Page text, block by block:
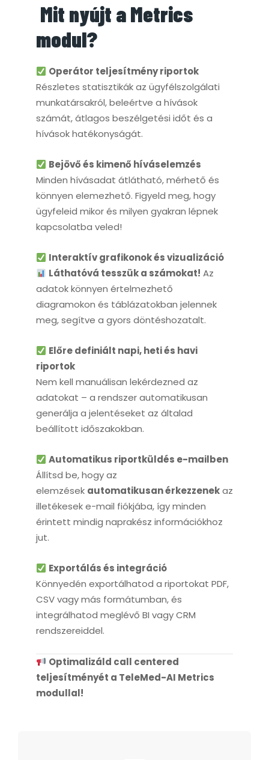
Mit nyújt a Metrics
modul?
Operátor teljesítmény riportok
Részletes statisztikák az ügyfélszolgálati
munkatársakról, beleértve a hívások
számát, átlagos beszélgetési időt és a
hívások hatékonyságát.
Bejövő és kimenő híváselemzés
Minden hívásadat átlátható, mérhető és
könnyen elemezhető. Figyeld meg, hogy
ügyfeleid mikor és milyen gyakran lépnek
kapcsolatba veled!
Interaktív grafikonok és vizualizáció
Láthatóvá tesszük a számokat! Az
adatok könnyen értelmezhető
diagramokon és táblázatokban jelennek
meg, segítve a gyors döntéshozatalt.
Előre definiált napi, heti és havi
riportok
Nem kell manuálisan lekérdezned az
adatokat – a rendszer automatikusan
generálja a jelentéseket az általad
beállított időszakokban.
Automatikus riportküldés e-mailben
Állítsd be, hogy az
elemzések automatikusan érkezzenekaz
illetékesek e-mail fiókjába, így minden
érintett mindig naprakész információkhoz
jut.
Exportálás és integráció
Könnyedén exportálhatod a riportokat PDF,
CSV vagy más formátumban, és
integrálhatod meglévő BI vagy CRM
rendszereiddel.
Optimalizáld call centered
teljesítményét a TeleMed-AI Metrics
modullal!